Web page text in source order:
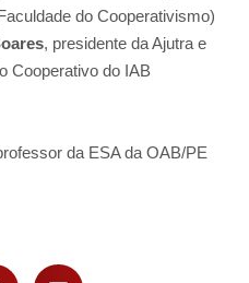
do Cooperativismo)
, presidente da Ajutra e
Cooperativo do IAB
da ESA da OAB/PE